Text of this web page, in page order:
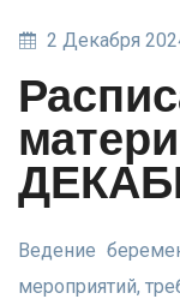
2 Декабря
Ведение
мероприятий,